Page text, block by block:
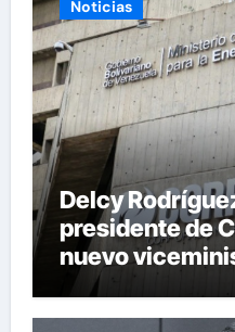
Noticias
Delcy
presidente de
nuevo
Eléctricos